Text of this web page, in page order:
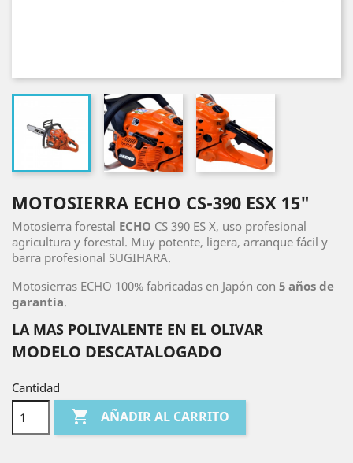
MOTOSIERRA ECHO CS-390 ESX 15"
Motosierra forestal ECHO CS 390 ES X, uso profesional
agricultura y forestal. Muy potente, ligera, arranque fácil y
barra profesional SUGIHARA.
Motosierras ECHO 100% fabricadas en Japón con 5 años de
garantía.
LA MAS POLIVALENTE EN EL OLIVAR
MODELO DESCATALOGADO
Cantidad
 AÑADIR AL CARRITO